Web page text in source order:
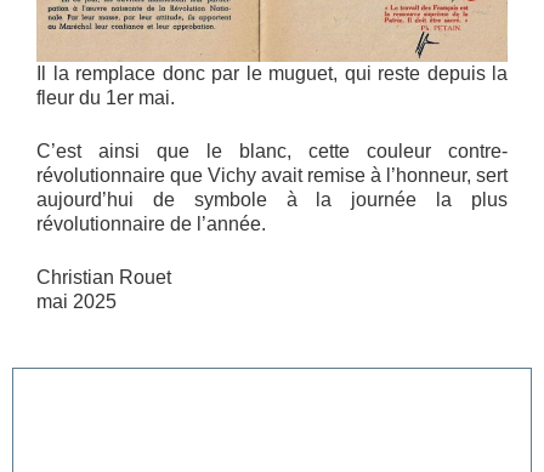
Il la remplace donc par le muguet, qui reste depuis la
fleur du 1er mai.
C’est ainsi que le blanc, cette couleur contre-
révolutionnaire que Vichy avait remise à l’honneur, sert
aujourd’hui de symbole à la journée la plus
révolutionnaire de l’année.
Christian Rouet
mai 2025